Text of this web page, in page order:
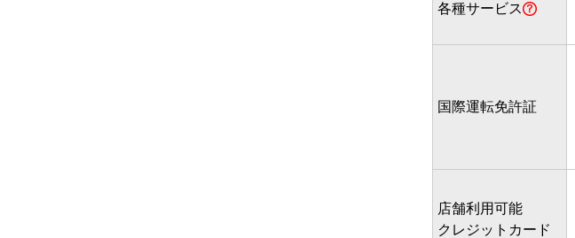
各種サービス
国際運転免許証
店舗利用可能
クレジットカード